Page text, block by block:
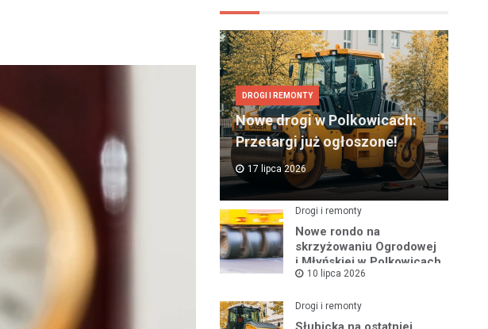
DROGI I REMONTY
Nowe drogi w Polkowicach:
Przetargi już ogłoszone!
17 lipca 2026
Drogi i remonty
Nowe rondo na
skrzyżowaniu Ogrodowej
i Młyńskiej w Polkowicach
10 lipca 2026
Drogi i remonty